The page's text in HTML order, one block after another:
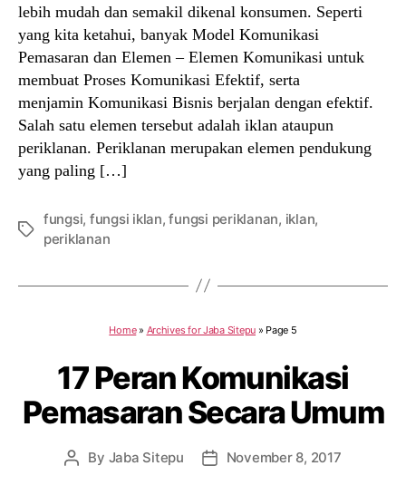
lebih mudah dan semakil dikenal konsumen. Seperti
yang kita ketahui, banyak Model Komunikasi
Pemasaran dan Elemen – Elemen Komunikasi untuk
membuat Proses Komunikasi Efektif, serta
menjamin Komunikasi Bisnis berjalan dengan efektif.
Salah satu elemen tersebut adalah iklan ataupun
periklanan. Periklanan merupakan elemen pendukung
yang paling […]
Tags
fungsi, fungsi iklan,fungsi periklanan, iklan,
periklanan
Home» Archives for Jaba Sitepu » Page 5
17 Peran Komunikasi
Pemasaran Secara Umum
Post
By Jaba Sitepu
PostNovember 8, 2017